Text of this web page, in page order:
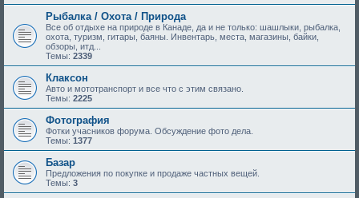
Рыбалка / Охота / Природа
Все об отдыхе на природе в Канаде, да и не только: шашлыки, рыбалка,
охота, туризм, гитары, баяны. Инвентарь, места, магазины, байки,
обзоры, итд...
Темы: 2339
Клаксон
Авто и мототранспорт и все что с этим связано.
Темы: 2225
Фотография
Фотки учасников форума. Обсуждение фото дела.
Темы: 1377
Базар
Предложения по покупке и продаже частных вещей.
Темы: 3